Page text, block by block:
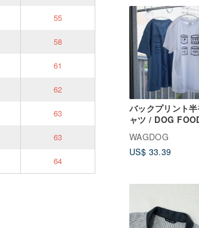
バックプリント
ャツ / DOG
WAGDOG
US$ 33.39
55
58
61
62
63
63
64